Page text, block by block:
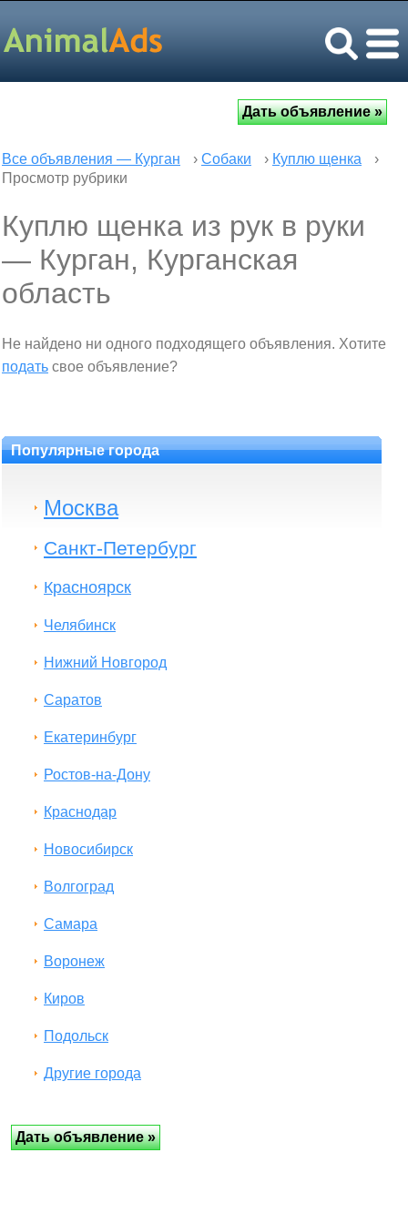
Все объявления — Курган › Собаки › Куплю щенка
›
Просмотр рубрики
Куплю щенка из рук в руки
— Курган, Курганская
область
Не найдено ни одного подходящего объявления. Хотите
подать свое объявление?
Популярные города
Москва
Санкт-Петербург
Красноярск
Челябинск
Нижний Новгород
Саратов
Екатеринбург
Ростов-на-Дону
Краснодар
Новосибирск
Волгоград
Самара
Воронеж
Киров
Подольск
Другие города